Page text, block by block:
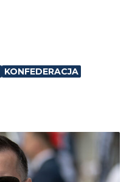
KONFEDERACJA